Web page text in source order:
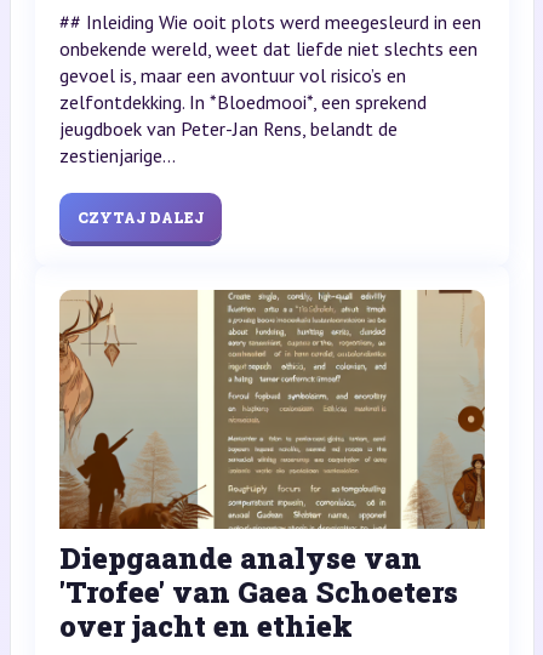
## Inleiding Wie ooit plots werd meegesleurd in een
onbekende wereld, weet dat liefde niet slechts een
gevoel is, maar een avontuur vol risico’s en
zelfontdekking. In *Bloedmooi*, een sprekend
jeugdboek van Peter-Jan Rens, belandt de
zestienjarige...
CZYTAJ DALEJ
Diepgaande analyse van
'Trofee' van Gaea Schoeters
over jacht en ethiek